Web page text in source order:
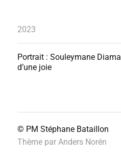
2023
Portrait : Souleymane
d’une joie
© PM Stéphane Bataillon
Thème par Anders Norén